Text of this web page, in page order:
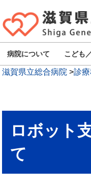
病院について こども
滋賀県立総合病院 >診
ロボット
て